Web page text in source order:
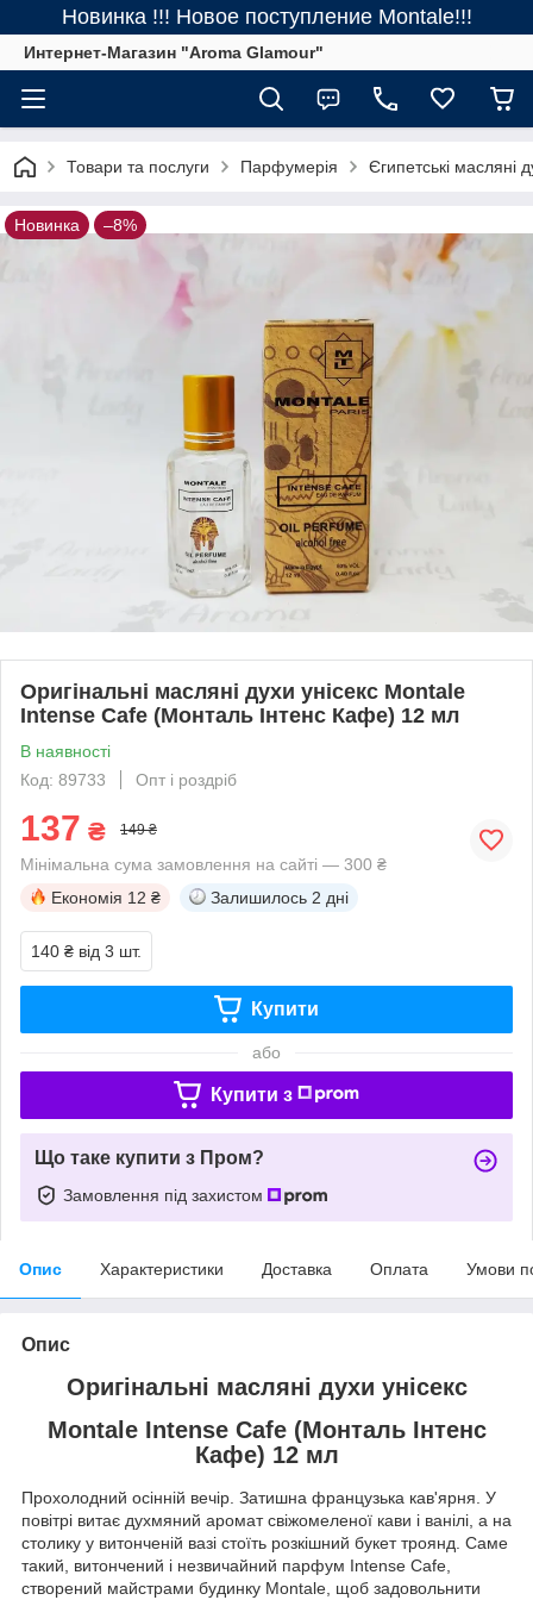
Новинка !!! Новое поступление Montale!!!
Интернет-Магазин "Aroma Glamour"
Товари та послуги Парфумерія Єгипетські масляні
Новинка –8%
Оригінальні масляні духи унісекс Montale
Intense Cafe (Монталь Інтенс Кафе) 12 мл
В наявності
Код: 89733
Опт і роздріб
137 ₴ 149 ₴
Мінімальна сума замовлення на сайті — 300 ₴
Економія 12 ₴ Залишилось 2 дні
140 ₴ від 3 шт.
Купити
або
Купити з
Що таке купити з Пром?
Замовлення під захистом
Опис Характеристики Доставка Оплата Умови
Опис
Оригінальні масляні духи унісекс
Montale Intense Cafe (Монталь Інтенс
Кафе) 12 мл
Прохолодний осінній вечір. Затишна французька кав'ярня. У
повітрі витає духмяний аромат свіжомеленої кави і ванілі, а на
столику у витонченій вазі стоїть розкішний букет троянд. Саме
такий, витончений і незвичайний парфум Intense Cafe,
створений майстрами будинку Montale, щоб задовольнити